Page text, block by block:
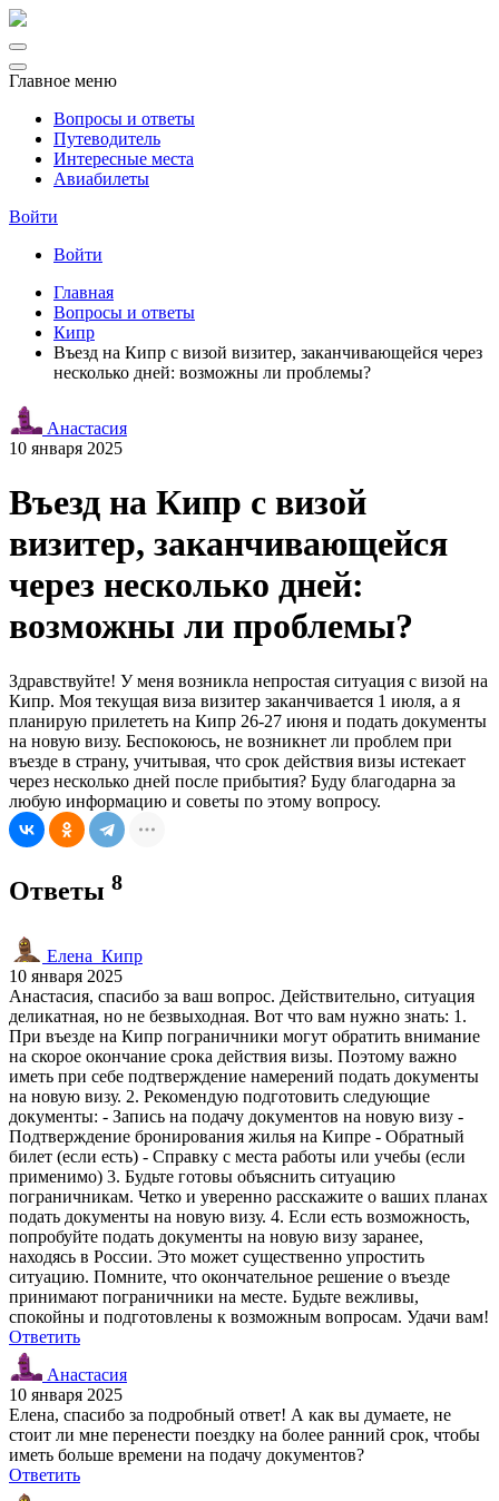
Главное меню
Вопросы и ответы
Путеводитель
Интересные места
Авиабилеты
Войти
Войти
Главная
Вопросы и ответы
Кипр
Въезд на Кипр с визой визитер, заканчивающейся через
несколько дней: возможны ли проблемы?
Анастасия
10 января 2025
Въезд на Кипр с визой
визитер, заканчивающейся
через несколько дней:
возможны ли проблемы?
Здравствуйте! У меня возникла непростая ситуация с визой на
Кипр. Моя текущая виза визитер заканчивается 1 июля, а я
планирую прилететь на Кипр 26-27 июня и подать документы
на новую визу. Беспокоюсь, не возникнет ли проблем при
въезде в страну, учитывая, что срок действия визы истекает
через несколько дней после прибытия? Буду благодарна за
любую информацию и советы по этому вопросу.
Ответы 8
Елена_Кипр
10 января 2025
Анастасия, спасибо за ваш вопрос. Действительно, ситуация
деликатная, но не безвыходная. Вот что вам нужно знать: 1.
При въезде на Кипр пограничники могут обратить внимание
на скорое окончание срока действия визы. Поэтому важно
иметь при себе подтверждение намерений подать документы
на новую визу. 2. Рекомендую подготовить следующие
документы: - Запись на подачу документов на новую визу -
Подтверждение бронирования жилья на Кипре - Обратный
билет (если есть) - Справку с места работы или учебы (если
применимо) 3. Будьте готовы объяснить ситуацию
пограничникам. Четко и уверенно расскажите о ваших планах
подать документы на новую визу. 4. Если есть возможность,
попробуйте подать документы на новую визу заранее,
находясь в России. Это может существенно упростить
ситуацию. Помните, что окончательное решение о въезде
принимают пограничники на месте. Будьте вежливы,
спокойны и подготовлены к возможным вопросам. Удачи вам!
Ответить
Анастасия
10 января 2025
Елена, спасибо за подробный ответ! А как вы думаете, не
стоит ли мне перенести поездку на более ранний срок, чтобы
иметь больше времени на подачу документов?
Ответить